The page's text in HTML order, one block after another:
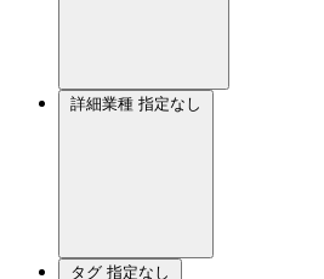
詳細業種 指定なし
タグ 指定なし